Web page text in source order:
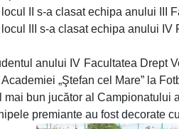
locul II s-a clasat echipa anului III
locul III s-a clasat echipa anului IV
anului IV Facultatea Drept
„Ştefan cel Mare” la
mai bun jucător al Campionatului
premiante au fost decorate